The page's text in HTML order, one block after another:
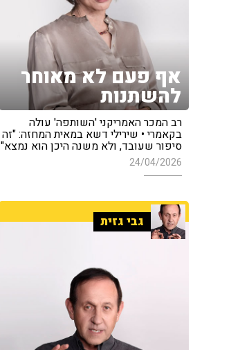
אף פעם לא מאוחר
להשתנות
רב המכר האמריקני 'השותפה' עולה
בקאמרי • שירילי דשא במאית המחזה: "זה
סיפור שעובד, ולא משנה היכן הוא נמצא"
24/04/2026
גבי גזית